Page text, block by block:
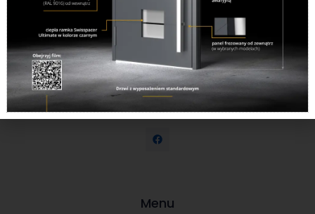
Powstaliśmy w 1995 roku jako firma rodzinna i taki
charakter utrzymujemy do tej pory. Oferujemy sprzedaż i
montaż okien, produkowanych przez najlepszych
dostawców. Do każdego Klienta podchodzimy
indywidualnie, starając się sprostać jego potrzebom.
Menu